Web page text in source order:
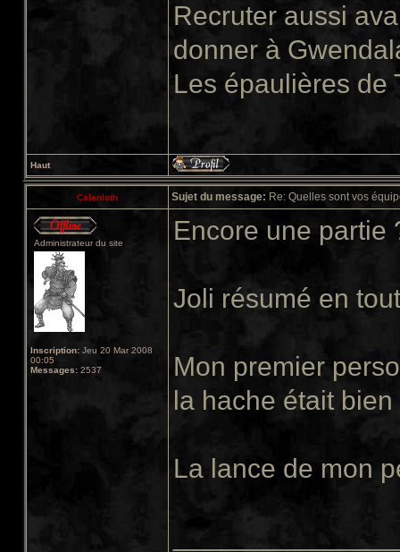
Recruter aussi
donner à
Les épaulières de
Haut
Calenloth Sujet du message: Re: Quelles sont vos
Administrateur du site
Inscription: Jeu 20 Mar 2008
00:05
Messages: 2537
Encore une partie
Joli résumé en
Mon premier
la hache était bien
La lance de mon